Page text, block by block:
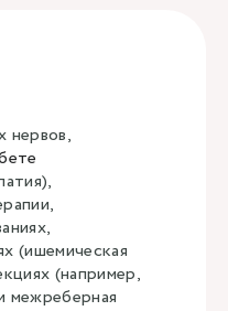
нервов,
(ишемическая
(например,
межреберная